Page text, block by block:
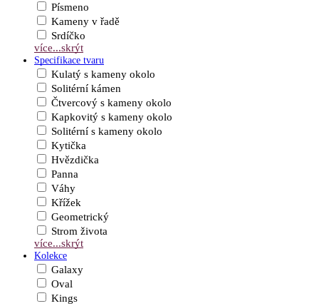
Písmeno
Kameny v řadě
Srdíčko
více...skrýt
Specifikace tvaru
Kulatý s kameny okolo
Solitérní kámen
Čtvercový s kameny okolo
Kapkovitý s kameny okolo
Solitérní s kameny okolo
Kytička
Hvězdička
Panna
Váhy
Křížek
Geometrický
Strom života
více...skrýt
Kolekce
Galaxy
Oval
Kings